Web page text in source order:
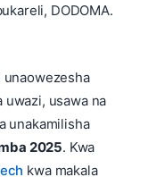
DODOMA.
usawa na
unakamilisha
2025. Kwa
kwa makala